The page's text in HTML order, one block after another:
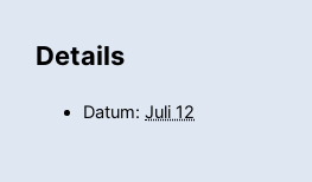
Details
Datum: Juli 12